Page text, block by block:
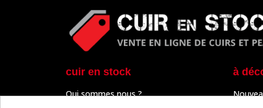
cuir en stock
Qui sommes nous ?
à